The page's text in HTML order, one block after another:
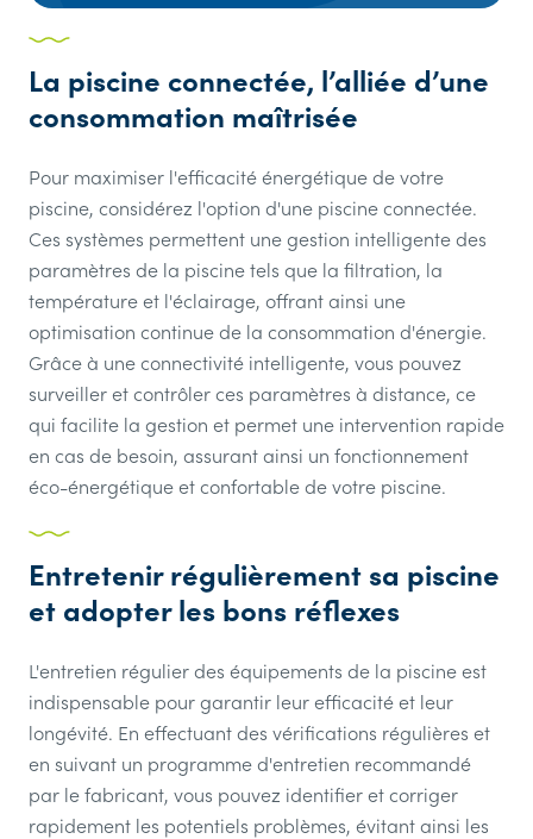
La piscine connectée, l’alliée d’une
consommation maîtrisée
Pour maximiser l'efficacité énergétique de votre
piscine, considérez l'option d'une piscine connectée.
Ces systèmes permettent une gestion intelligente des
paramètres de la piscine tels que la filtration, la
température et l'éclairage, offrant ainsi une
optimisation continue de la consommation d'énergie.
Grâce à une connectivité intelligente, vous pouvez
surveiller et contrôler ces paramètres à distance, ce
qui facilite la gestion et permet une intervention rapide
en cas de besoin, assurant ainsi un fonctionnement
éco-énergétique et confortable de votre piscine.
Entretenir régulièrement sa piscine
et adopter les bons réflexes
L'entretien régulier des équipements de la piscine est
indispensable pour garantir leur efficacité et leur
longévité. En effectuant des vérifications régulières et
en suivant un programme d'entretien recommandé
par le fabricant, vous pouvez identifier et corriger
rapidement les potentiels problèmes, évitant ainsi les